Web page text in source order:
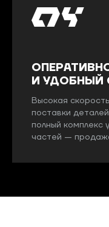
И УДОБНЫЙ
Высокая
поставки
полный комплекс
частей —